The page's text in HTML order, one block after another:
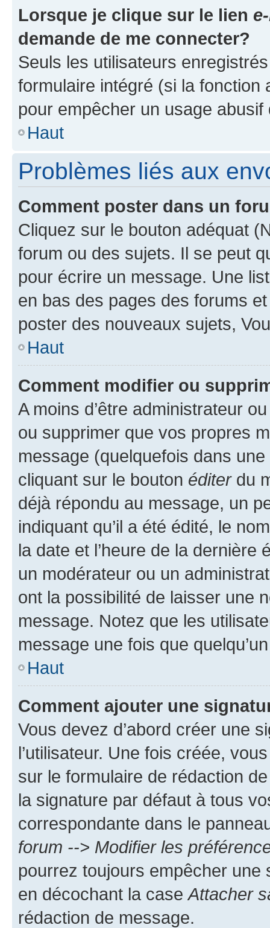
Lorsque je clique sur le lien
demande de me connecter?
Seuls les utilisateurs
formulaire intégré (si la fonction
pour empêcher un usage
Haut
Problèmes liés aux
Comment poster dans un
Cliquez sur le bouton adéquat
forum ou des sujets. Il se peut
pour écrire un message. Une
en bas des pages des forums
poster des nouveaux sujets,
Haut
Comment modifier ou
A moins d’être administrateur
ou supprimer que vos propres
message (quelquefois dans
cliquant sur le bouton éditerdu
déjà répondu au message, un
indiquant qu’il a été édité, le
la date et l’heure de la dernière
un modérateur ou un
ont la possibilité de laisser une
message. Notez que les
message une fois que
Haut
Comment ajouter une
Vous devez d’abord créer une
l’utilisateur. Une fois créée,
sur le formulaire de rédaction
la signature par défaut à tous
correspondante dans le
forum --> Modifier les
pourrez toujours empêcher une
en décochant la caseAttacher
rédaction de message.